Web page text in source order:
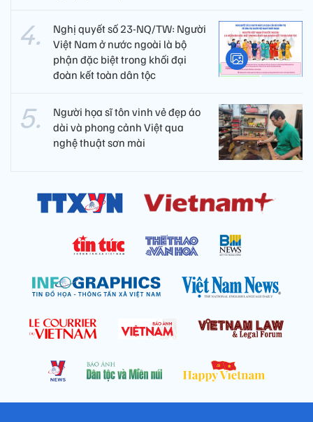
Nghị quyết số 23-NQ/TW: Người
Việt Nam ở nước ngoài là bộ
phận đặc biệt trong khối đại
đoàn kết toàn dân tộc
Người họa sĩ tôn vinh vẻ đẹp áo
dài và phong cảnh Việt qua
nghệ thuật sơn mài